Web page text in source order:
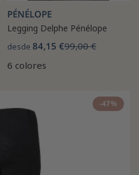
PÉNÉLOPE
Legging Delphe Pénélope
desde 84,15 €99,00 €
6 colores
-47%